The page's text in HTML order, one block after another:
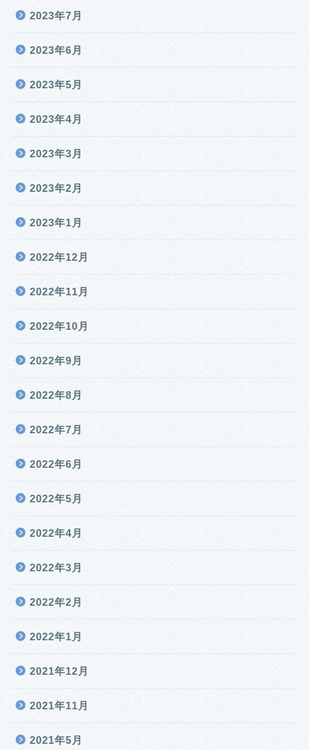
2023年7月
2023年6月
2023年5月
2023年4月
2023年3月
2023年2月
2023年1月
2022年12月
2022年11月
2022年10月
2022年9月
2022年8月
2022年7月
2022年6月
2022年5月
2022年4月
2022年3月
2022年2月
2022年1月
2021年12月
2021年11月
2021年5月